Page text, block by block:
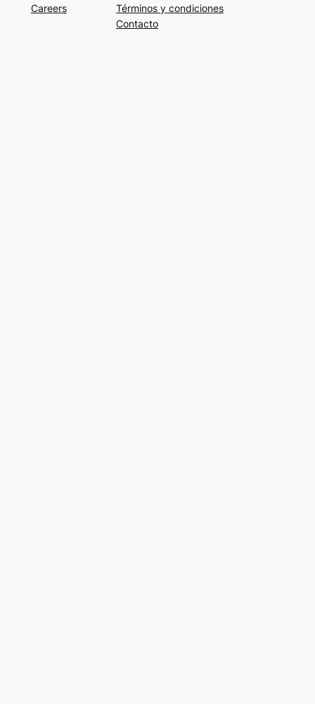
Careers
Términos y condiciones
Contacto